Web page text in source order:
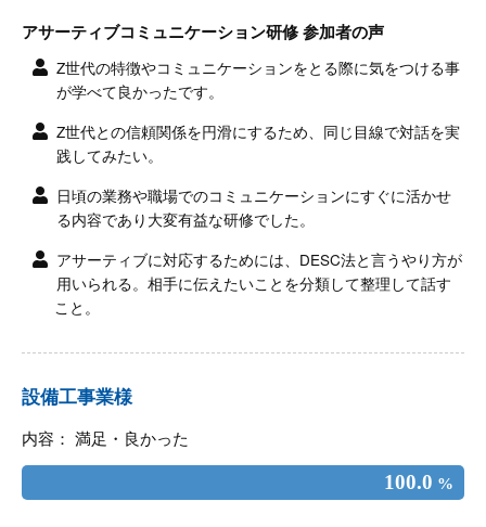
アサーティブコミュニケーション研修 参加者の声
Z世代の特徴やコミュニケーションをとる際に気をつける事
が学べて良かったです。
Z世代との信頼関係を円滑にするため、同じ目線で対話を実
践してみたい。
日頃の業務や職場でのコミュニケーションにすぐに活かせ
る内容であり大変有益な研修でした。
アサーティブに対応するためには、DESC法と言うやり方が
用いられる。相手に伝えたいことを分類して整理して話す
こと。
設備工事業様
内容： 満足・良かった
100.0 %